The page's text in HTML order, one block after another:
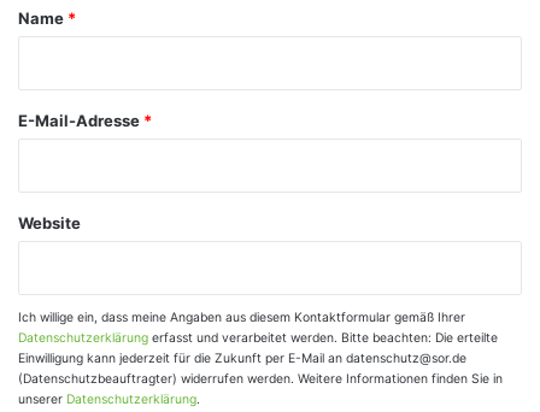
a
Name *
E-Mail-Adresse *
Website
Ich willige ein, dass meine Angaben aus diesem Kontaktformular gemäß Ihrer
Datenschutzerklärung erfasst und verarbeitet werden. Bitte beachten: Die erteilte
Einwilligung kann jederzeit für die Zukunft per E-Mail an datenschutz@sor.de
(Datenschutzbeauftragter) widerrufen werden. Weitere Informationen finden Sie in
unserer Datenschutzerklärung.